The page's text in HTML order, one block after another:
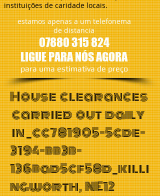
estamos apenas a um telefonema
de distancia
07880 315 824
LIGUE PARA NÓS AGORA
​para uma estimativa de preço
instituições de caridade locais.
House clearances
carried out daily
in _cc781905-5cde-
3194-bb3b-
136bad5cf58d_killi
ngworth, NE12